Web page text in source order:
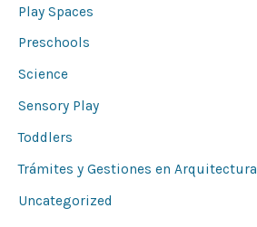
Play Spaces
Preschools
Science
Sensory Play
Toddlers
Trámites y Gestiones en Arquitectura
Uncategorized